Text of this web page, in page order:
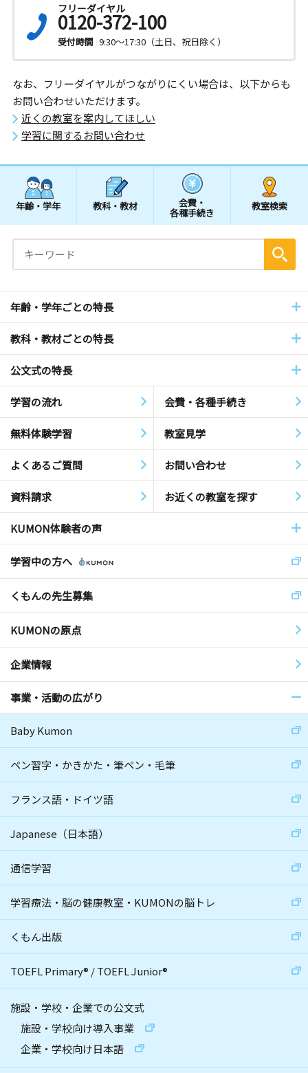
フリーダイヤル
0120-372-100
受付時間 9:30～17:30（土日、祝日除く）
なお、フリーダイヤルがつながりにくい場合は、以下からも
お問い合わせいただけます。
近くの教室を案内してほしい
学習に関するお問い合わせ
年齢・学年 教科・教材 会費・
各種手続き
教室検索
年齢・学年ごとの特長
教科・教材ごとの特長
公文式の特長
学習の流れ 会費・各種手続き
無料体験学習 教室見学
よくあるご質問 お問い合わせ
資料請求 お近くの教室を探す
KUMON体験者の声
学習中の方へ
くもんの先生募集
KUMONの原点
企業情報
事業・活動の広がり
Baby Kumon
ペン習字・かきかた・筆ペン・毛筆
フランス語・ドイツ語
Japanese（日本語）
通信学習
学習療法・脳の健康教室・KUMONの脳トレ
くもん出版
TOEFL Primary® /TOEFL Junior®
施設・学校・企業での公文式
施設・学校向け導入事業
企業・学校向け日本語